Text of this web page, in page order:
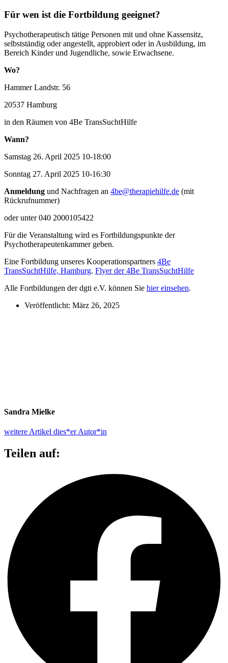
Für wen ist die Fortbildung geeignet?
Psychotherapeutisch tätige Personen mit und ohne Kassensitz,
selbstständig oder angestellt, approbiert oder in Ausbildung, im
Bereich Kinder und Jugendliche, sowie Erwachsene.
Wo?
Hammer Landstr. 56
20537 Hamburg
in den Räumen von 4Be TransSuchtHilfe
Wann?
Samstag 26. April 2025 10-18:00
Sonntag 27. April 2025 10-16:30
Anmeldung und Nachfragen an 4be@therapiehilfe.de (mit
Rückrufnummer)
oder unter 040 2000105422
Für die Veranstaltung wird es Fortbildungspunkte der
Psychotherapeutenkammer geben.
Eine Fortbildung unseres Kooperationspartners 4Be
TransSuchtHilfe, Hamburg. Flyer der 4Be TransSuchtHilfe
Alle Fortbildungen der dgti e.V. können Sie hier einsehen.
Veröffentlicht: März 26, 2025
Sandra Mielke
weitere Artikel dies*er Autor*in
Teilen auf: